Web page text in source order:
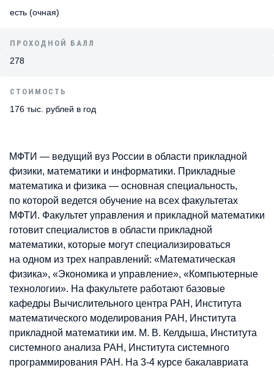
есть (очная)
ПРОХОДНОЙ БАЛЛ
278
СТОИМОСТЬ
176 тыс. рублей в год
МФТИ — ведущий вуз России в области прикладной
физики, математики и информатики. Прикладные
математика и физика — основная специальность,
по которой ведется обучение на всех факультетах
МФТИ. Факультет управления и прикладной математики
готовит специалистов в области прикладной
математики, которые могут специализироваться
на одном из трех направлений: «Математическая
физика», «Экономика и управление», «Компьютерные
технологии». На факультете работают базовые
кафедры Вычислительного центра РАН, Института
математического моделирования РАН, Института
прикладной математики им. М. В. Келдыша, Института
системного анализа РАН, Института системного
программирования РАН. На 3-4 курсе бакалавриата